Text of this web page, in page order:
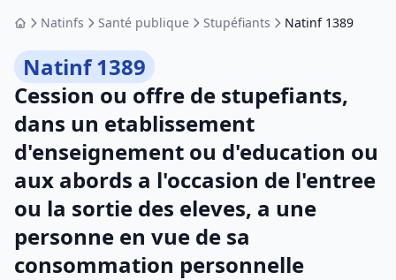
AccueilNatinfs Santé publique Stupéfiants Natinf 1389
Natinf 1389
Cession ou offre de stupefiants,
dans un etablissement
d'enseignement ou d'education ou
aux abords a l'occasion de l'entree
ou la sortie des eleves, a une
personne en vue de sa
consommation personnelle